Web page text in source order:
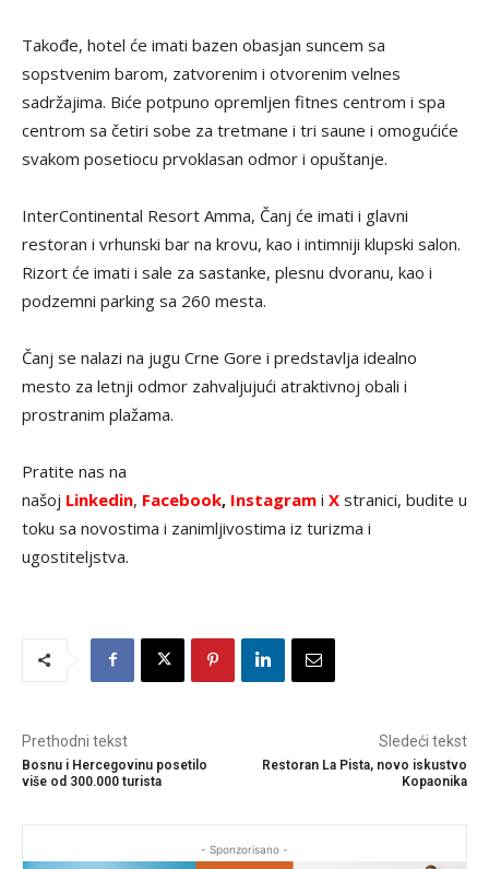
Takođe, hotel će imati bazen obasjan suncem sa
sopstvenim barom, zatvorenim i otvorenim velnes
sadržajima. Biće potpuno opremljen fitnes centrom i spa
centrom sa četiri sobe za tretmane i tri saune i omogućiće
svakom posetiocu prvoklasan odmor i opuštanje.
InterContinental Resort Amma, Čanj će imati i glavni
restoran i vrhunski bar na krovu, kao i intimniji klupski salon.
Rizort će imati i sale za sastanke, plesnu dvoranu, kao i
podzemni parking sa 260 mesta.
Čanj se nalazi na jugu Crne Gore i predstavlja idealno
mesto za letnji odmor zahvaljujući atraktivnoj obali i
prostranim plažama.
Pratite nas na
našoj Linkedin, Facebook, Instagram i X stranici, budite u
toku sa novostima i zanimljivostima iz turizma i
ugostiteljstva.
Prethodni tekst
Bosnu i Hercegovinu posetilo
više od 300.000 turista
Sledeći tekst
Restoran La Pista, novo iskustvo
Kopaonika
- Sponzorisano -